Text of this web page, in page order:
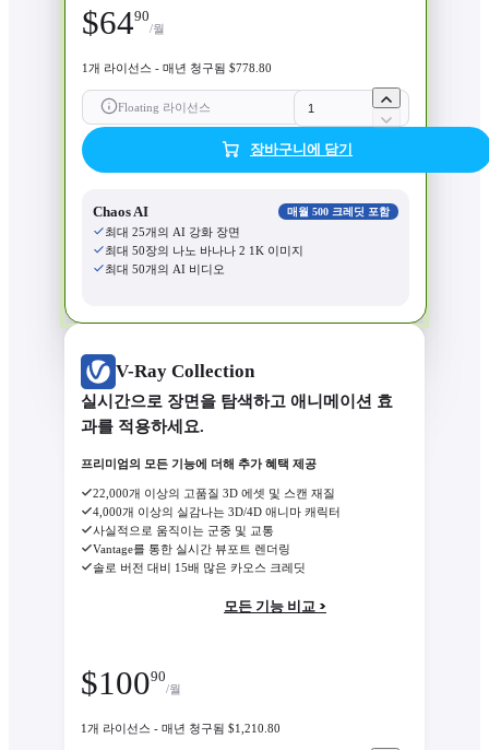
$6490
/월
1개 라이선스 - 매년 청구됨 $778.80
Floating 라이선스
장바구니에 담기
Chaos AI 매월 500 크레딧 포함
최대 25개의 AI 강화 장면
최대 50장의 나노 바나나 2 1K 이미지
최대 50개의 AI 비디오
V-Ray Collection
실시간으로 장면을 탐색하고 애니메이션 효
과를 적용하세요.
프리미엄의 모든 기능에 더해 추가 혜택 제공
22,000개 이상의 고품질 3D 에셋 및 스캔 재질
4,000개 이상의 실감나는 3D/4D 애니마 캐릭터
사실적으로 움직이는 군중 및 교통
Vantage를 통한 실시간 뷰포트 렌더링
솔로 버전 대비 15배 많은 카오스 크레딧
모든 기능 비교 >
$10090
/월
1개 라이선스 - 매년 청구됨 $1,210.80